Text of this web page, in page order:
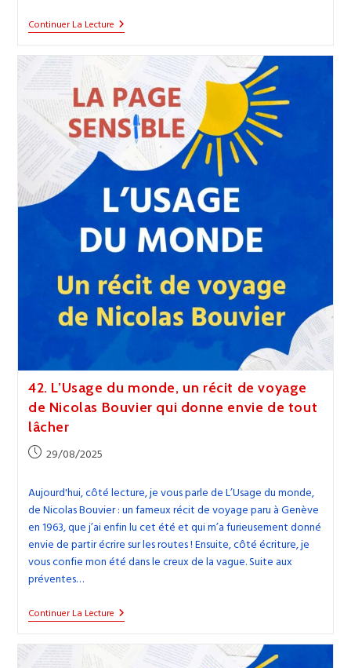
Continuer La Lecture43.
Papotage
Autrice
De
Romans
Jeunesse,
Et
Retour
Sur
Sortie
De
Mon
1er
Roman
42. L’Usage du monde, un récit de voyage
de Nicolas Bouvier qui donne envie de tout
lâcher
Publication
29/08/2025
Aujourd'hui, côté lecture, je vous parle de L’Usage du monde,
de Nicolas Bouvier : un fameux récit de voyage paru à Genève
en 1963, que j’ai enfin lu cet été et qui m’a furieusement donné
envie de partir écrire sur les routes ! Ensuite, côté écriture, je
vous confie mon été dans le creux de la vague. Suite aux
préventes…
Continuer La Lecture42.
L’Usage